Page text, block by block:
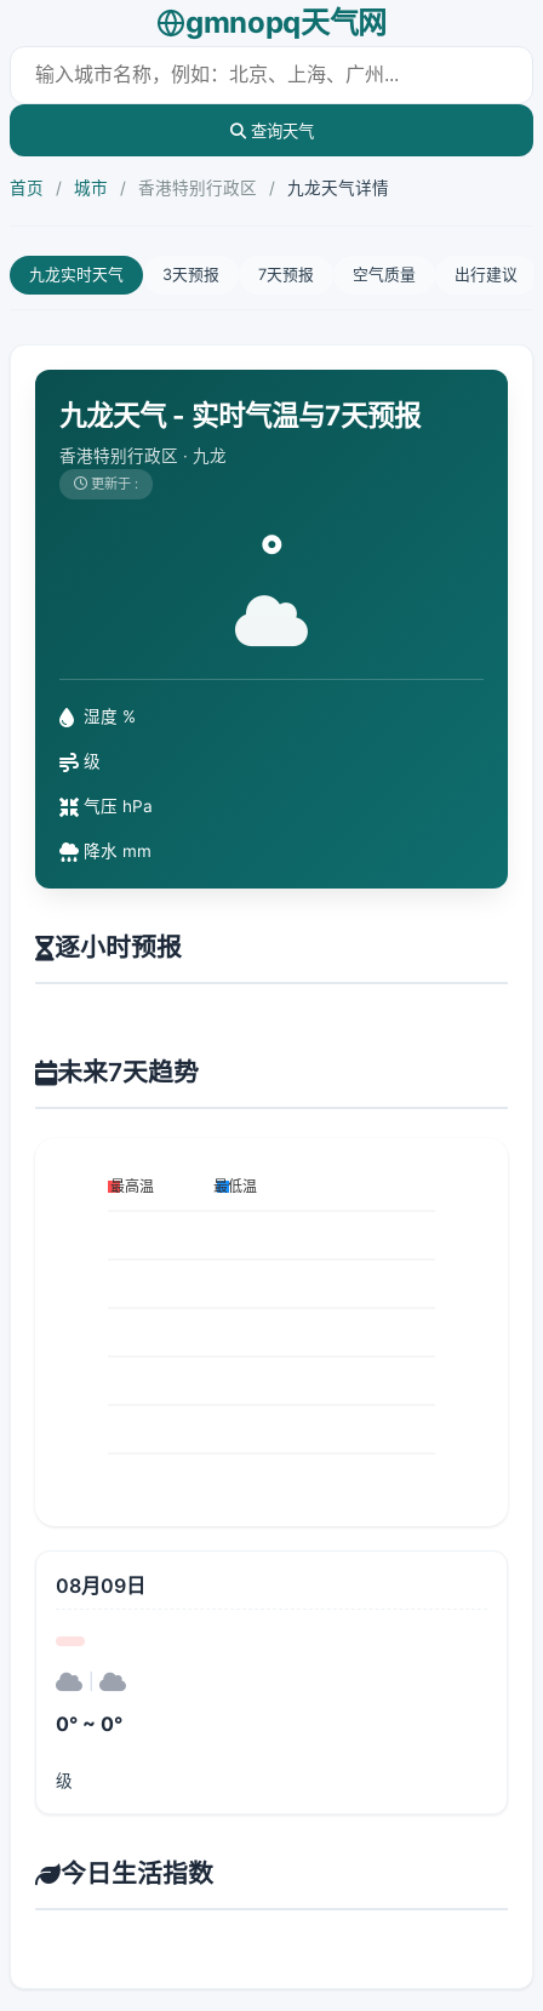
gmnopq天气网
查询天气
首页 / 城市 / 香港特别行政区 / 九龙天气详情
九龙实时天气 3天预报 7天预报 空气质量 出行建议
九龙天气 - 实时气温与7天预报
香港特别行政区 · 九龙
更新于 :
°
湿度 %
级
气压 hPa
降水 mm
逐小时预报
未来7天趋势
08月09日
0° ~ 0°
级
今日生活指数